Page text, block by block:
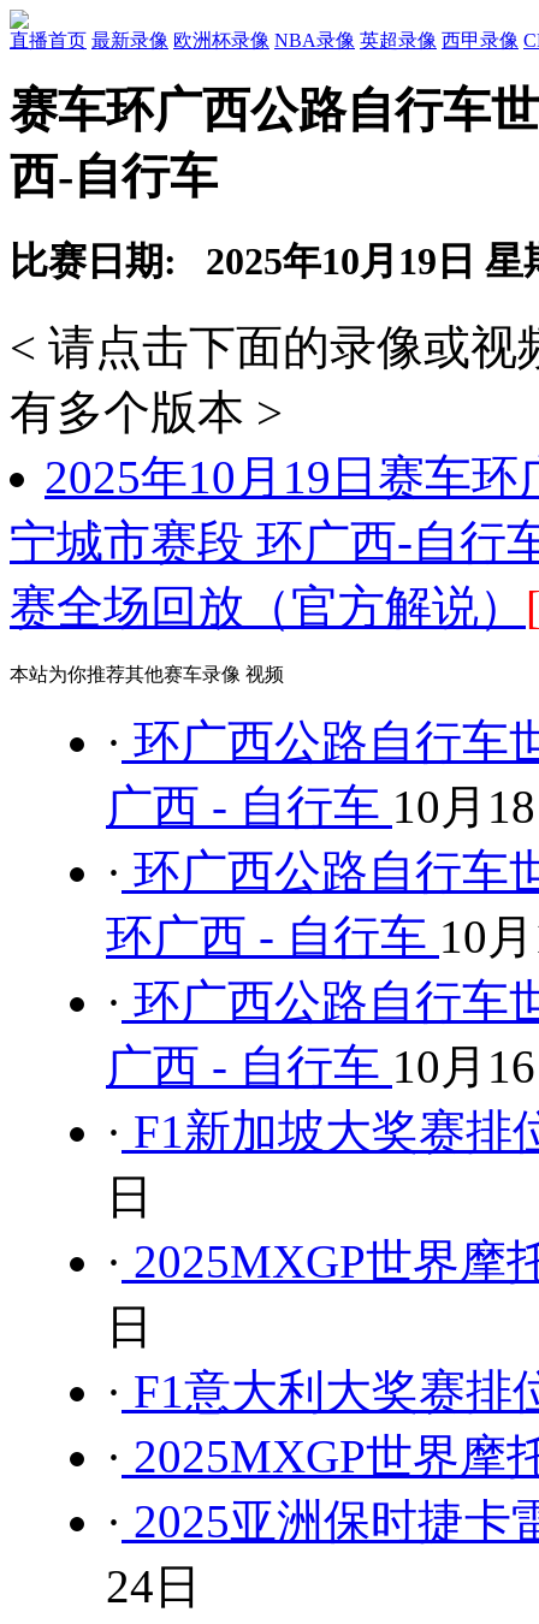
直播首页 最新录像 欧洲杯录像 NBA录像 英超录像 西甲录像
赛车环广西公路自行车
西-自行车
比赛日期: 2025年10月19日 星
< 请点击下面的录像或
有多个版本 >
2025年10月19日赛车
宁城市赛段 环广西-自行
赛全场回放（官方解说）
本站为你推荐其他赛车录像 视频
· 环广西公路自行车
广西 - 自行车 10月
· 环广西公路自行车
环广西 - 自行车 10
· 环广西公路自行车
广西 - 自行车 10月
· F1新加坡大奖赛
日
· 2025MXGP世界摩
日
· F1意大利大奖赛
· 2025MXGP世界
· 2025亚洲保时捷
24日